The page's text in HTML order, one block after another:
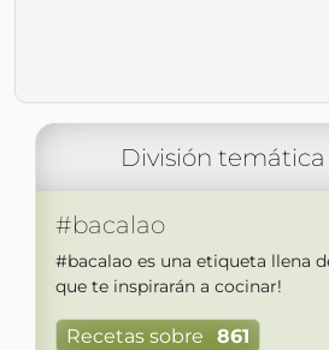
División
#bacalao
#bacalao es una etiqueta llena
que te inspirarán a cocinar!
Recetas sobre 861